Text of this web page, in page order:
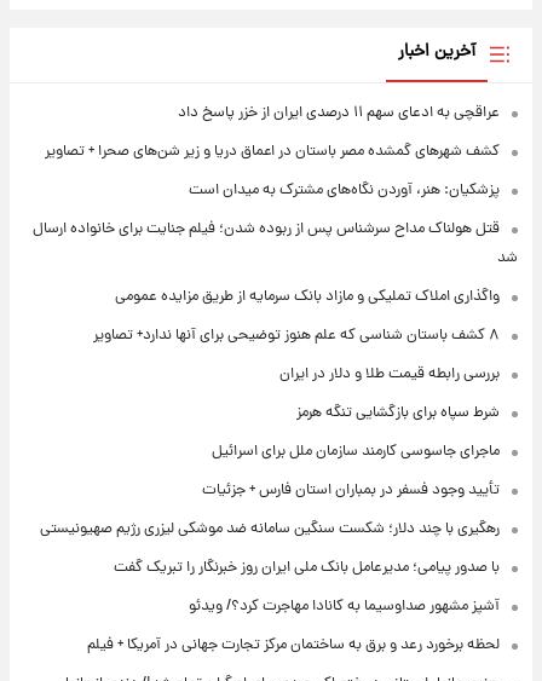
آخرین اخبار
عراقچی به ادعای سهم ۱۱ درصدی ایران از خزر پاسخ داد
کشف شهرهای گمشده مصر باستان در اعماق دریا و زیر شن‌های صحرا + تصاویر
پزشکیان: هنر، آوردن نگاه‌های مشترک به میدان است
قتل هولناک مداح سرشناس پس از ربوده شدن؛ فیلم جنایت برای خانواده ارسال
شد
واگذاری املاک تملیکی و مازاد بانک سرمایه از طریق مزایده عمومی
۸ کشف باستان شناسی که علم هنوز توضیحی برای آنها ندارد+ تصاویر
بررسی رابطه قیمت طلا و دلار در ایران
شرط سپاه برای بازگشایی تنگه هرمز
ماجرای جاسوسی کارمند سازمان ملل برای اسرائیل
تأیید وجود فسفر در بمباران استان فارس + جزئیات
رهگیری با چند دلار؛ شکست سنگین سامانه ضد موشکی لیزری رژیم صهیونیستی
با صدور پیامی؛ مدیرعامل بانک ملی ایران روز خبرنگار را تبریک گفت
آشپز مشهور صداوسیما به کانادا مهاجرت کرد؟/ ویدئو
لحظه برخورد رعد و برق به ساختمان مرکز تجارت جهانی در آمریکا + فیلم